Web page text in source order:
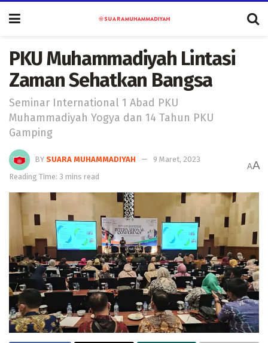
PKU Muhammadiyah Lintasi
Zaman Sehatkan Bangsa
Seminar International 1 Abad PKU
Muhammadiyah Yogya dan 14 Tahun PKU
Gamping
BY SUARA MUHAMMADIYAH
9 Maret, 2023
Reading Time: 3 mins read
AA